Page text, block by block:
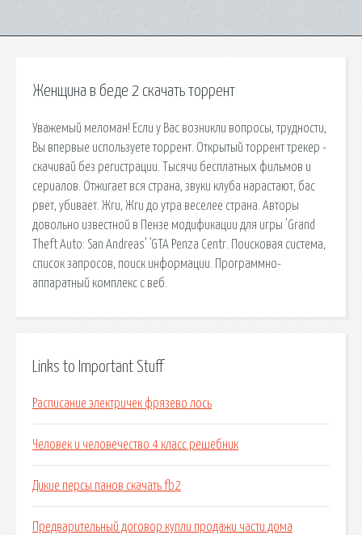
Женщина в беде 2 скачать торрент
Уважемый меломан! Если у Вас возникли вопросы, трудности,
Вы впервые используете торрент. Открытый торрент трекер -
скачивай без регистрации. Тысячи бесплатных фильмов и
сериалов. Отжигает вся страна, звуки клуба нарастают, бас
рвет, убивает. Жги, Жги до утра веселее страна. Авторы
довольно известной в Пензе модификации для игры 'Grand
Theft Auto: San Andreas' 'GTA Penza Centr. Поисковая сиcтема,
список запросов, поиск информации. Программно-
аппаратный комплекс с веб.
Links to Important Stuff
Расписание электричек фрязево лось
Человек и человечество 4 класс решебник
Дикие персы панов скачать fb2
Предварительный договор купли продажи части дома